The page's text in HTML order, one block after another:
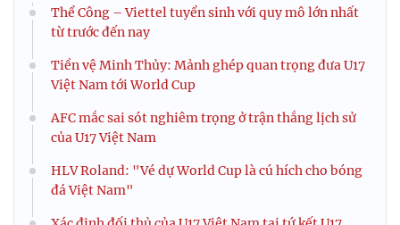
Thể Công – Viettel tuyển sinh với quy mô lớn nhất
từ trước đến nay
Tiền vệ Minh Thủy: Mảnh ghép quan trọng đưa U17
Việt Nam tới World Cup
AFC mắc sai sót nghiêm trọng ở trận thắng lịch sử
của U17 Việt Nam
HLV Roland: "Vé dự World Cup là cú hích cho bóng
đá Việt Nam"